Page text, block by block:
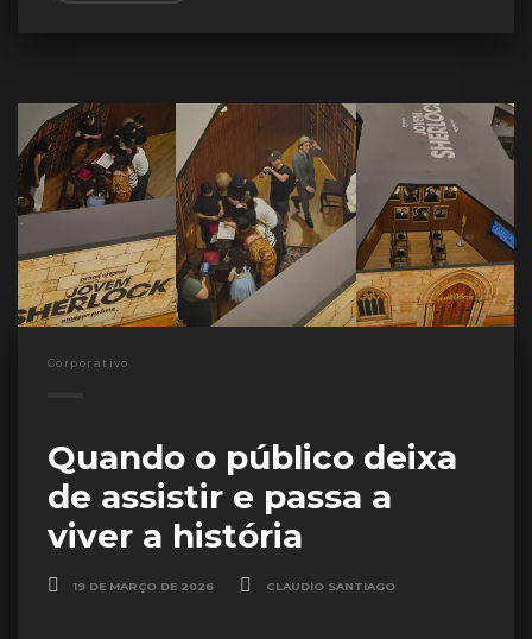
Corporativo
Quando o público deixa
de assistir e passa a
viver a história
19 DE MARÇO DE 2026 CLAUDIO SANTIAGO